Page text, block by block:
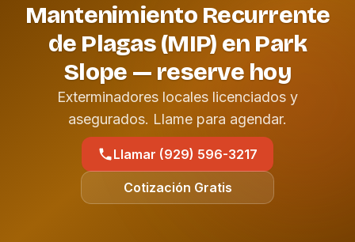
Mantenimiento Recurrente
de Plagas (MIP) en Park
Slope — reserve hoy
Exterminadores locales licenciados y
asegurados. Llame para agendar.
Llamar (929) 596-3217
Cotización Gratis